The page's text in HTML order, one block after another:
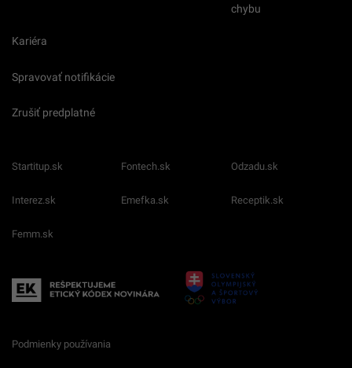
chybu
Kariéra
Spravovať notifikácie
Zrušiť predplatné
Startitup.sk Fontech.sk Odzadu.sk
Interez.sk Emefka.sk Receptik.sk
Femm.sk
Podmienky používania